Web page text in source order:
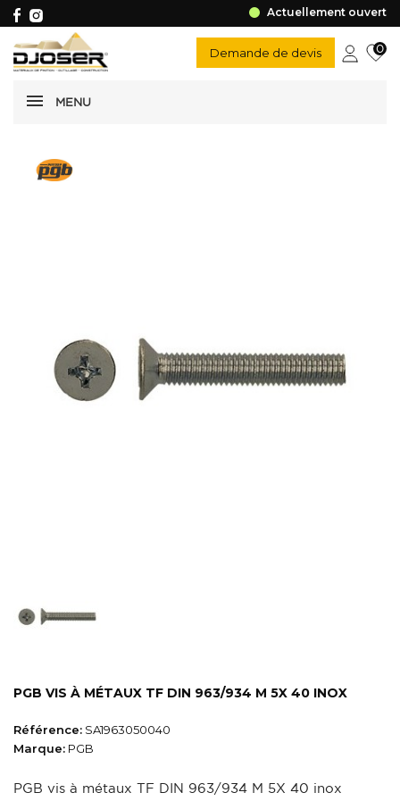
Actuellement ouvert
MENU
Demande de devis 0
PGB VIS À MÉTAUX TF DIN 963/934 M 5X 40 INOX
Référence: SA1963050040
Marque: PGB
PGB vis à métaux TF DIN 963/934 M 5X 40 inox